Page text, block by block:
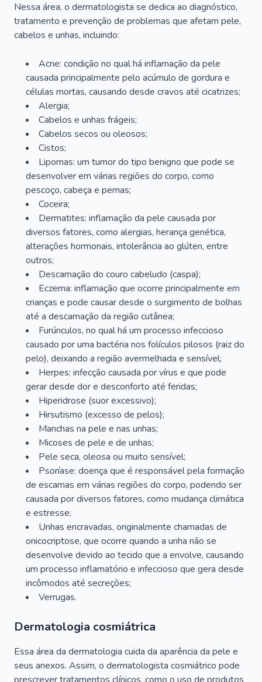
Nessa área, o dermatologista se dedica ao diagnóstico,
tratamento e prevenção de problemas que afetam pele,
cabelos e unhas, incluindo:
Acne: condição no qual há inflamação da pele
causada principalmente pelo acúmulo de gordura e
células mortas, causando desde cravos até cicatrizes;
Alergia;
Cabelos e unhas frágeis;
Cabelos secos ou oleosos;
Cistos;
Lipomas: um tumor do tipo benigno que pode se
desenvolver em várias regiões do corpo, como
pescoço, cabeça e pernas;
Coceira;
Dermatites: inflamação da pele causada por
diversos fatores, como alergias, herança genética,
alterações hormonais, intolerância ao glúten, entre
outros;
Descamação do couro cabeludo (caspa);
Eczema: inflamação que ocorre principalmente em
crianças e pode causar desde o surgimento de bolhas
até a descamação da região cutânea;
Furúnculos, no qual há um processo infeccioso
causado por uma bactéria nos folículos pilosos (raiz do
pelo), deixando a região avermelhada e sensível;
Herpes: infecção causada por vírus e que pode
gerar desde dor e desconforto até feridas;
Hiperidrose (suor excessivo);
Hirsutismo (excesso de pelos);
Manchas na pele e nas unhas;
Micoses de pele e de unhas;
Pele seca, oleosa ou muito sensível;
Psoríase: doença que é responsável pela formação
de escamas em várias regiões do corpo, podendo ser
causada por diversos fatores, como mudança climática
e estresse;
Unhas encravadas, originalmente chamadas de
onicocriptose, que ocorre quando a unha não se
desenvolve devido ao tecido que a envolve, causando
um processo inflamatório e infeccioso que gera desde
incômodos até secreções;
Verrugas.
Dermatologia cosmiátrica
Essa área da dermatologia cuida da aparência da pele e
seus anexos. Assim, o dermatologista cosmiátrico pode